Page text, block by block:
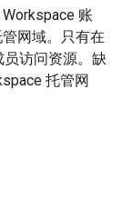
账
网域。只有在
访问资源。缺
托管网